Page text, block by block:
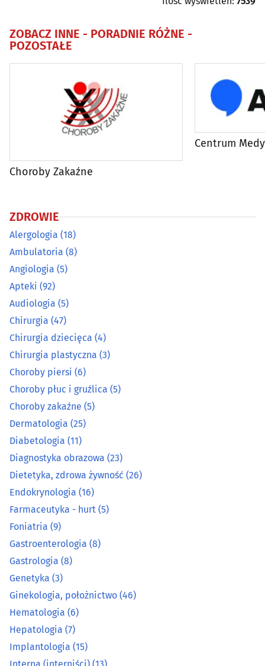
Chirurgia plastyczna
Choroby płuc i gruźlica(5)
Choroby zakaźne(5)
Dermatologia (25)
Dietetyka, zdrowa żywność
Endokrynologia
Farmaceutyka - hurt
Foniatria
Gastroenterologia
Gastrologia(8)
Genetyka(3)
(46)
Hematologia(6)
Hepatologia
Implantologia(15)
Interna (interniści) (13)
Kardiologia(14)
Laboratoria analityczne
ZOBACZ INNE - PORADNIE RÓŻNE -
POZOSTAŁE
Choroby Zakaźne
Centrum
ZDROWIE
Alergologia (18)
Ambulatoria (8)
Angiologia (5)
Apteki (92)
Audiologia (5)
Chirurgia (47)
Chirurgia dziecięca (4)
Chirurgia plastyczna (3)
Choroby piersi (6)
Choroby płuc i gruźlica (5)
Choroby zakaźne (5)
Dermatologia (25)
Diabetologia (11)
Diagnostyka obrazowa (23)
Dietetyka, zdrowa żywność (26)
Endokrynologia (16)
Farmaceutyka - hurt (5)
Foniatria (9)
Gastroenterologia (8)
Gastrologia (8)
Genetyka (3)
Ginekologia, położnictwo (46)
Hematologia (6)
Hepatologia (7)
Implantologia (15)